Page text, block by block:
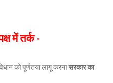
में तर्क -
को पूर्णतया लागू करनासरकार का